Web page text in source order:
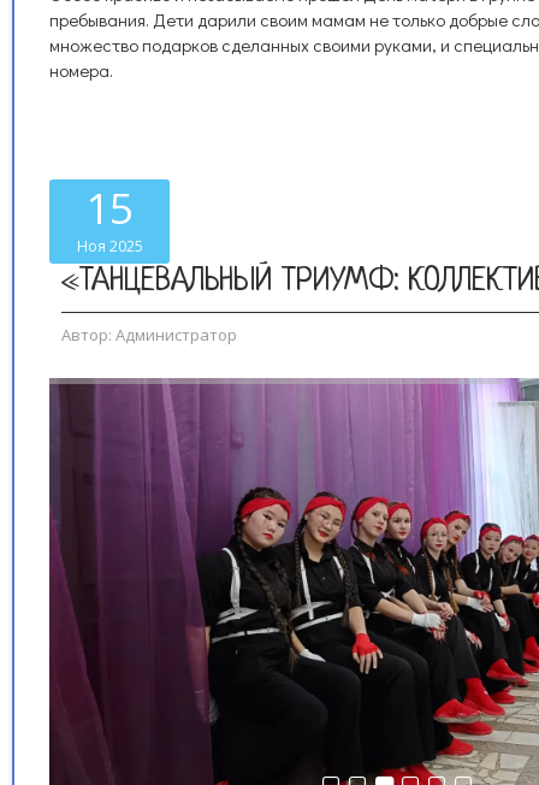
пребывания. Дети дарили своим мамам не только добрые
множество подарков сделанных своими руками, и
номера.
15
Ноя 2025
«ТАНЦЕВАЛЬНЫЙ ТРИУМФ:
Автор: Администратор